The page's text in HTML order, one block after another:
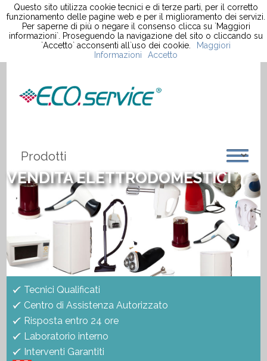
VENDITA ELETTRODOMESTICI
Tecnici Qualificati
Centro di Assistenza Autorizzato
Risposta entro 24 ore
Laboratorio interno
Interventi Garantiti
Questo sito utilizza cookie tecnici e di terze parti, per il corretto
funzionamento delle pagine web e per il miglioramento dei servizi.
Per saperne di più o negare il consenso clicca su `Maggiori
informazioni`. Proseguendo la navigazione del sito o cliccando su
`Accetto` acconsenti all`uso dei cookie.
Maggiori
Informazioni
Accetto